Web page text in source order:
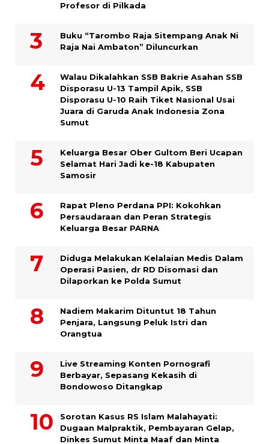
Profesor di Pilkada
Buku “Tarombo Raja Sitempang Anak Ni
Raja Nai Ambaton” Diluncurkan
Walau Dikalahkan SSB Bakrie Asahan SSB
Disporasu U-13 Tampil Apik, SSB
Disporasu U-10 Raih Tiket Nasional Usai
Juara di Garuda Anak Indonesia Zona
Sumut
Keluarga Besar Ober Gultom Beri Ucapan
Selamat Hari Jadi ke-18 Kabupaten
Samosir
Rapat Pleno Perdana PPI: Kokohkan
Persaudaraan dan Peran Strategis
Keluarga Besar PARNA
Diduga Melakukan Kelalaian Medis Dalam
Operasi Pasien, dr RD Disomasi dan
Dilaporkan ke Polda Sumut
​Nadiem Makarim Dituntut 18 Tahun
Penjara, Langsung Peluk Istri dan
Orangtua
Live Streaming Konten Pornografi
Berbayar, Sepasang Kekasih di
Bondowoso Ditangkap
Sorotan Kasus RS Islam Malahayati:
Dugaan Malpraktik, Pembayaran Gelap,
Dinkes Sumut Minta Maaf dan Minta